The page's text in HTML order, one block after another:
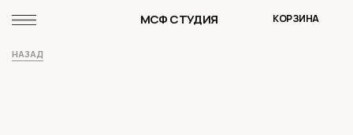
МСФ СТУДИЯ КОРЗИНА
НАЗАД